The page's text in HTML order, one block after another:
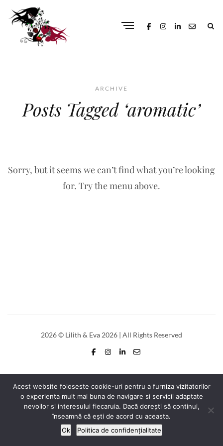
ARCHIVE
Posts Tagged ‘aromatic’
Sorry, but it seems we can’t find what you’re looking
for. Try the menu above.
2026© Lilith & Eva 2026 | All Rights Reserved
Acest website foloseste cookie-uri pentru a furniza vizitatorilor
o experienta mult mai buna de navigare si servicii adaptate
nevoilor si interesului fiecaruia. Dacă dorești să continui,
înseamnă că ești de acord cu aceasta.
Ok
Politica de confidențialitate